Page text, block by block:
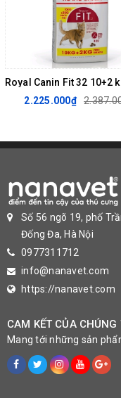
và cá, chiết xuất protein
gốc thực vật, khoáng chất,
thô: 0,8%. Dầu mỡ thô:
Chất phụ gia
CANIN)
2.225.000₫
Số 56 ngõ 19, phố
Đống Đa, Hà Nội
0977311712
info@nanavet.com
https://nanavet.com
CAM KẾT CỦA CHÚNG
Mang tới những sản